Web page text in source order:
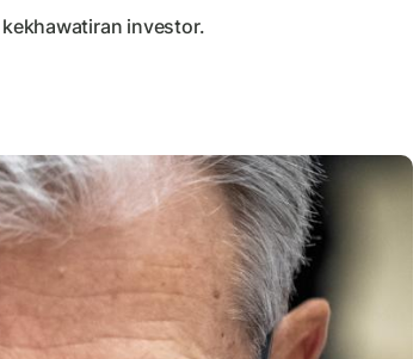
investor.